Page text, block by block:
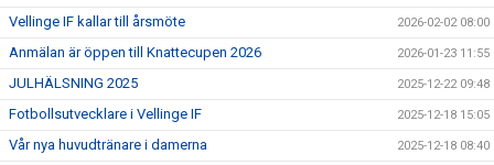
Vellinge IF kallar till årsmöte 2026-02-02 08:00
Anmälan är öppen till Knattecupen 2026 2026-01-23 11:55
JULHÄLSNING 2025 2025-12-22 09:48
Fotbollsutvecklare i Vellinge IF 2025-12-18 15:05
Vår nya huvudtränare i damerna 2025-12-18 08:40